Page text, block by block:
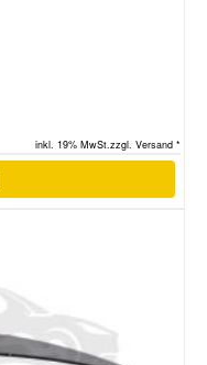
inkl. 19% MwSt.zzgl. Versand *